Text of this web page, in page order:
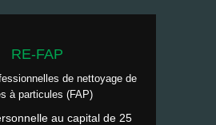
RE-FAP
de nettoyage de
à particules (FAP)
au capital de 25